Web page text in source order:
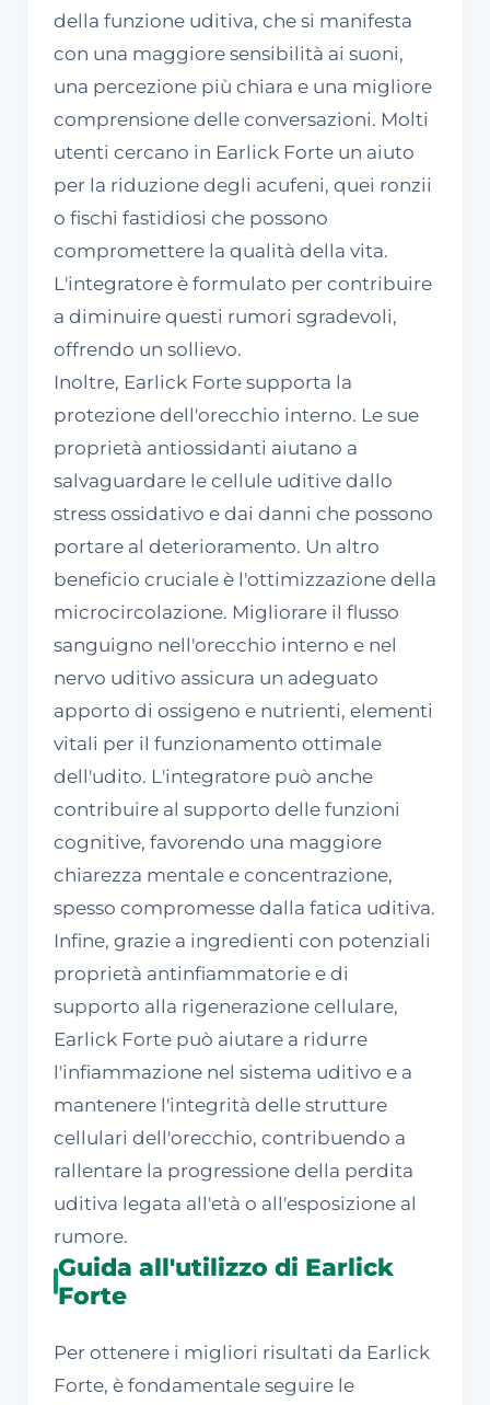
della funzione uditiva, che si manifesta
con una maggiore sensibilità ai suoni,
una percezione più chiara e una migliore
comprensione delle conversazioni. Molti
utenti cercano in Earlick Forte un aiuto
per la riduzione degli acufeni, quei ronzii
o fischi fastidiosi che possono
compromettere la qualità della vita.
L'integratore è formulato per contribuire
a diminuire questi rumori sgradevoli,
offrendo un sollievo.
Inoltre, Earlick Forte supporta la
protezione dell'orecchio interno. Le sue
proprietà antiossidanti aiutano a
salvaguardare le cellule uditive dallo
stress ossidativo e dai danni che possono
portare al deterioramento. Un altro
beneficio cruciale è l'ottimizzazione della
microcircolazione. Migliorare il flusso
sanguigno nell'orecchio interno e nel
nervo uditivo assicura un adeguato
apporto di ossigeno e nutrienti, elementi
vitali per il funzionamento ottimale
dell'udito. L'integratore può anche
contribuire al supporto delle funzioni
cognitive, favorendo una maggiore
chiarezza mentale e concentrazione,
spesso compromesse dalla fatica uditiva.
Infine, grazie a ingredienti con potenziali
proprietà antinfiammatorie e di
supporto alla rigenerazione cellulare,
Earlick Forte può aiutare a ridurre
l'infiammazione nel sistema uditivo e a
mantenere l'integrità delle strutture
cellulari dell'orecchio, contribuendo a
rallentare la progressione della perdita
uditiva legata all'età o all'esposizione al
rumore.
Guida all'utilizzo di Earlick
Forte
Per ottenere i migliori risultati da Earlick
Forte, è fondamentale seguire le